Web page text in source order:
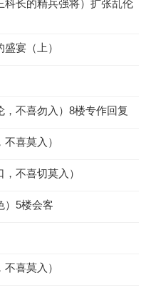
长的精兵强将）扩张乱伦
宴（上）
，不喜勿入）8楼专作回复
喜莫入）
不喜切莫入）
）5楼会客
喜莫入）